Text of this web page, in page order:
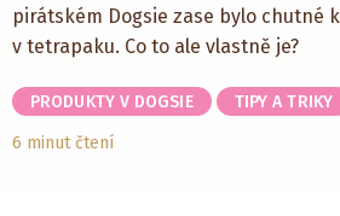
pirátském Dogsie zase bylo chutné
v tetrapaku. Co to ale vlastně je?
PRODUKTY V DOGSIE
TIPY A TRIKY
6 minut čtení